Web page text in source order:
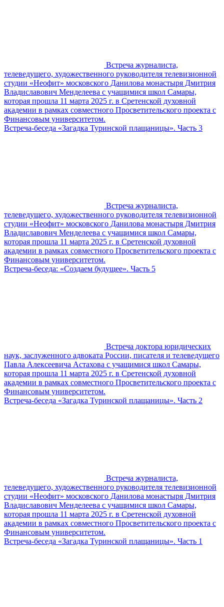
Встреча журналиста,
телеведущего, художественного руководителя телевизионной
студии «Неофит» московского Данилова монастыря Дмитрия
Владиславович Менделеева с учащимися школ Самары,
которая прошла 11 марта 2025 г. в Сретенской духовной
академии в рамках совместного Просветительского проекта с
Финансовым университетом.
Встреча-беседа «Загадка Туринской плащаницы». Часть 3
Встреча журналиста,
телеведущего, художественного руководителя телевизионной
студии «Неофит» московского Данилова монастыря Дмитрия
Владиславович Менделеева с учащимися школ Самары,
которая прошла 11 марта 2025 г. в Сретенской духовной
академии в рамках совместного Просветительского проекта с
Финансовым университетом.
Встреча-беседа: «Создаем будущее». Часть 5
Встреча доктора юридических
наук, заслуженного адвоката России, писателя и телеведущего
Павла Алексеевича Астахова с учащимися школ Самары,
которая прошла 11 марта 2025 г. в Сретенской духовной
академии в рамках совместного Просветительского проекта с
Финансовым университетом.
Встреча-беседа «Загадка Туринской плащаницы». Часть 2
Встреча журналиста,
телеведущего, художественного руководителя телевизионной
студии «Неофит» московского Данилова монастыря Дмитрия
Владиславович Менделеева с учащимися школ Самары,
которая прошла 11 марта 2025 г. в Сретенской духовной
академии в рамках совместного Просветительского проекта с
Финансовым университетом.
Встреча-беседа «Загадка Туринской плащаницы». Часть 1